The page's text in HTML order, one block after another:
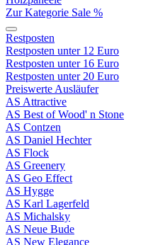
Zur Kategorie Sale %
Restposten
Restposten unter 12 Euro
Restposten unter 16 Euro
Restposten unter 20 Euro
Preiswerte Ausläufer
AS Attractive
AS Best of Wood' n Stone
AS Contzen
AS Daniel Hechter
AS Flock
AS Greenery
AS Geo Effect
AS Hygge
AS Karl Lagerfeld
AS Michalsky
AS Neue Bude
AS New Elegance